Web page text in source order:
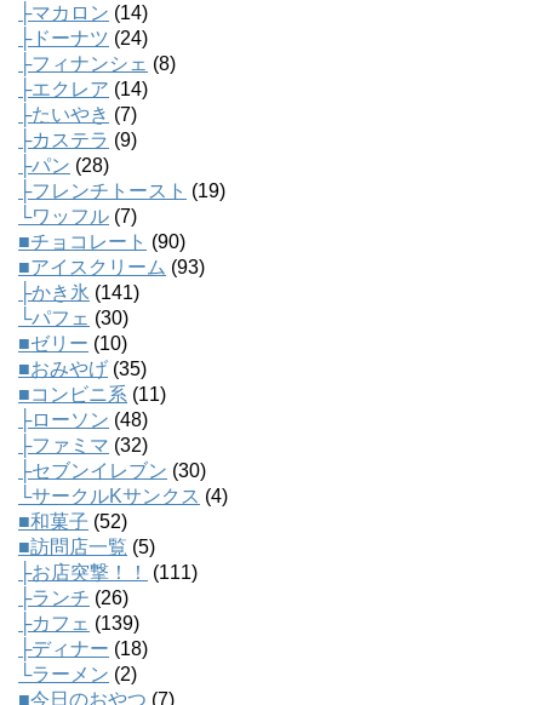
├マカロン (14)
├ドーナツ (24)
├フィナンシェ (8)
├エクレア (14)
├たいやき (7)
├カステラ (9)
├パン (28)
├フレンチトースト (19)
└ワッフル (7)
■チョコレート (90)
■アイスクリーム (93)
├かき氷 (141)
└パフェ (30)
■ゼリー (10)
■おみやげ (35)
■コンビニ系 (11)
├ローソン (48)
├ファミマ (32)
├セブンイレブン (30)
└サークルKサンクス (4)
■和菓子 (52)
■訪問店一覧 (5)
├お店突撃！！
(111)
├ランチ (26)
├カフェ (139)
├ディナー (18)
└ラーメン (2)
■今日のおやつ (7)